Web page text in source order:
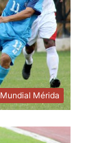
Mundial Mérida